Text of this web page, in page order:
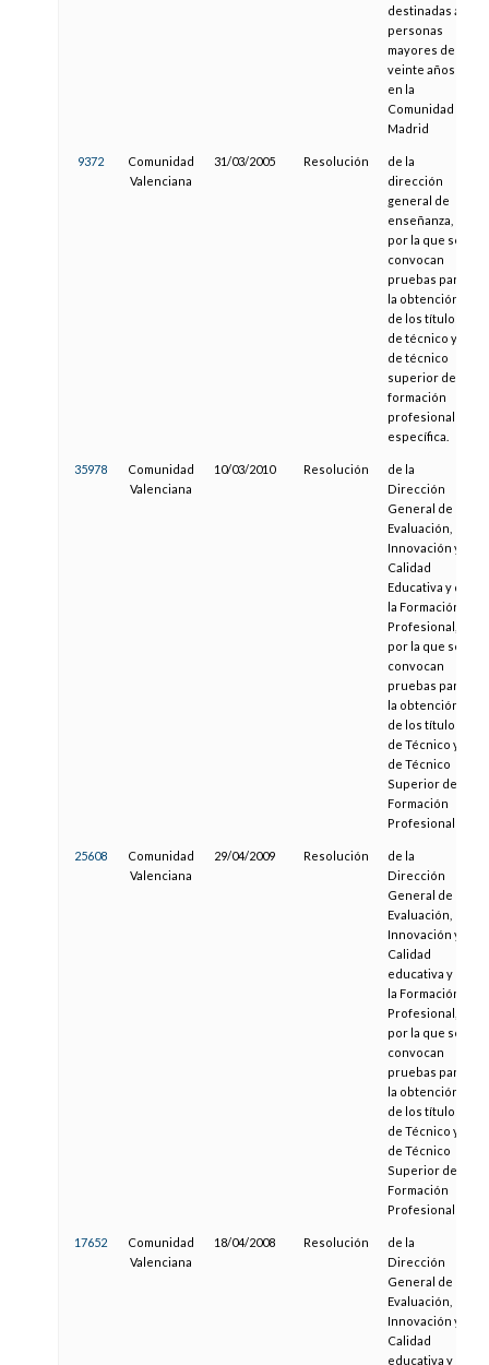
destinadas a
personas
mayores de
veinte años
en la
Comunidad de
Madrid
9372
Comunidad
Valenciana
31/03/2005 Resolución
de la
dirección
general de
enseñanza,
por la que se
convocan
pruebas para
la obtención
de los títulos
de técnico y
de técnico
superior de
formación
profesional
específica.
35978
Comunidad
Valenciana
10/03/2010 Resolución
de la
Dirección
General de
Evaluación,
Innovación y
Calidad
Educativa y de
la Formación
Profesional,
por la que se
convocan
pruebas para
la obtención
de los títulos
de Técnico y
de Técnico
Superior de
Formación
Profesional
25608
Comunidad
Valenciana
29/04/2009 Resolución
de la
Dirección
General de
Evaluación,
Innovación y
Calidad
educativa y de
la Formación
Profesional,
por la que se
convocan
pruebas para
la obtención
de los títulos
de Técnico y
de Técnico
Superior de
Formación
Profesional
17652
Comunidad
Valenciana
18/04/2008 Resolución
de la
Dirección
General de
Evaluación,
Innovación y
Calidad
educativa y de